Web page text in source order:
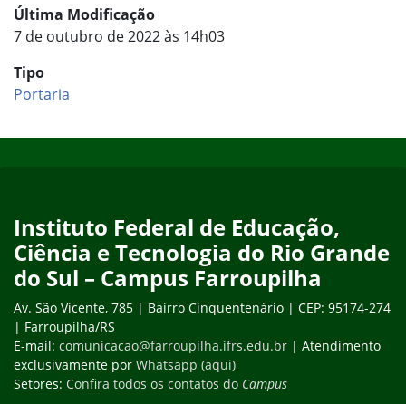
Última Modificação
7 de outubro de 2022 às 14h03
Tipo
Portaria
Instituto Federal de Educação,
Ciência e Tecnologia do Rio Grande
do Sul – Campus Farroupilha
Av. São Vicente, 785 | Bairro Cinquentenário | CEP: 95174-274
| Farroupilha/RS
E-mail: comunicacao@farroupilha.ifrs.edu.br | Atendimento
exclusivamente por Whatsapp (aqui)
Setores: Confira todos os contatos do Campus